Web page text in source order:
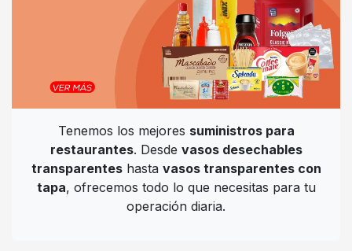
Tenemos los mejores suministros para
restaurantes. Desde vasos desechables
transparenteshasta vasos transparentes con
tapa, ofrecemos todo lo que necesitas para tu
operación diaria.